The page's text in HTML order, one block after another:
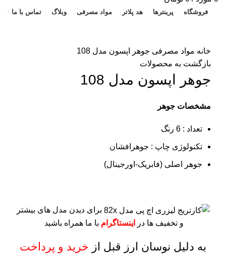
فروشگاه پرینترها هد پلاتر مواد مصرفی وبلاگ تماس با ما
خانه مواد مصرفی جوهر اپسون مدل 108
بازگشت به محصولات
جوهر اپسون مدل 108
مشخصات جوهر
تعداد : 6 رنگ
تکنولوژی چاپ : جوهرافشان
جوهر اصلی (فابریک-اورجینال)
برای دیدن مدل های بیشتر
و تخفیف ها در
اینستاگرام با ما همراه باشید
به دلیل نوسان ارز قبل از خرید و پرداخت